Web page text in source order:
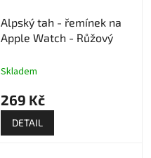
Alpský tah - řemínek na
Apple Watch - Růžový
Skladem
269 Kč
DETAIL